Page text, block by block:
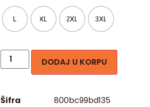
L XL 2XL 3XL
DODAJ U KORPU
Šifra
800bc99bd135